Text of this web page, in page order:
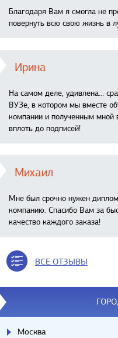
Благодаря Вам я смогла не
повернуть всю свою жизнь в
Ирина
На самом деле, удивлена…
ВУЗе, в котором мы вместе
компании и полученным мной
вплоть до подписей!
Михаил
Мне был срочно нужен
компанию. Спасибо Вам за
качество каждого заказа!
ВСЕ ОТЗЫВЫ
Москва